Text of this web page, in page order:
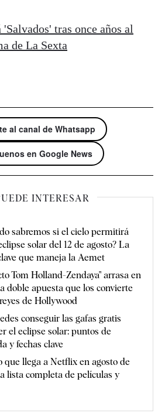
tras once años al
de La Sexta
al canal de Whatsapp
en Google News
INTERESAR
sabremos si el cielo permitirá
solar del 12 de agosto? La
que maneja la Aemet
Tom Holland-Zendaya" arrasa en
doble apuesta que los convierte
de Hollywood
conseguir las gafas gratis
el eclipse solar: puntos de
y fechas clave
que llega a Netflix en agosto de
lista completa de películas y